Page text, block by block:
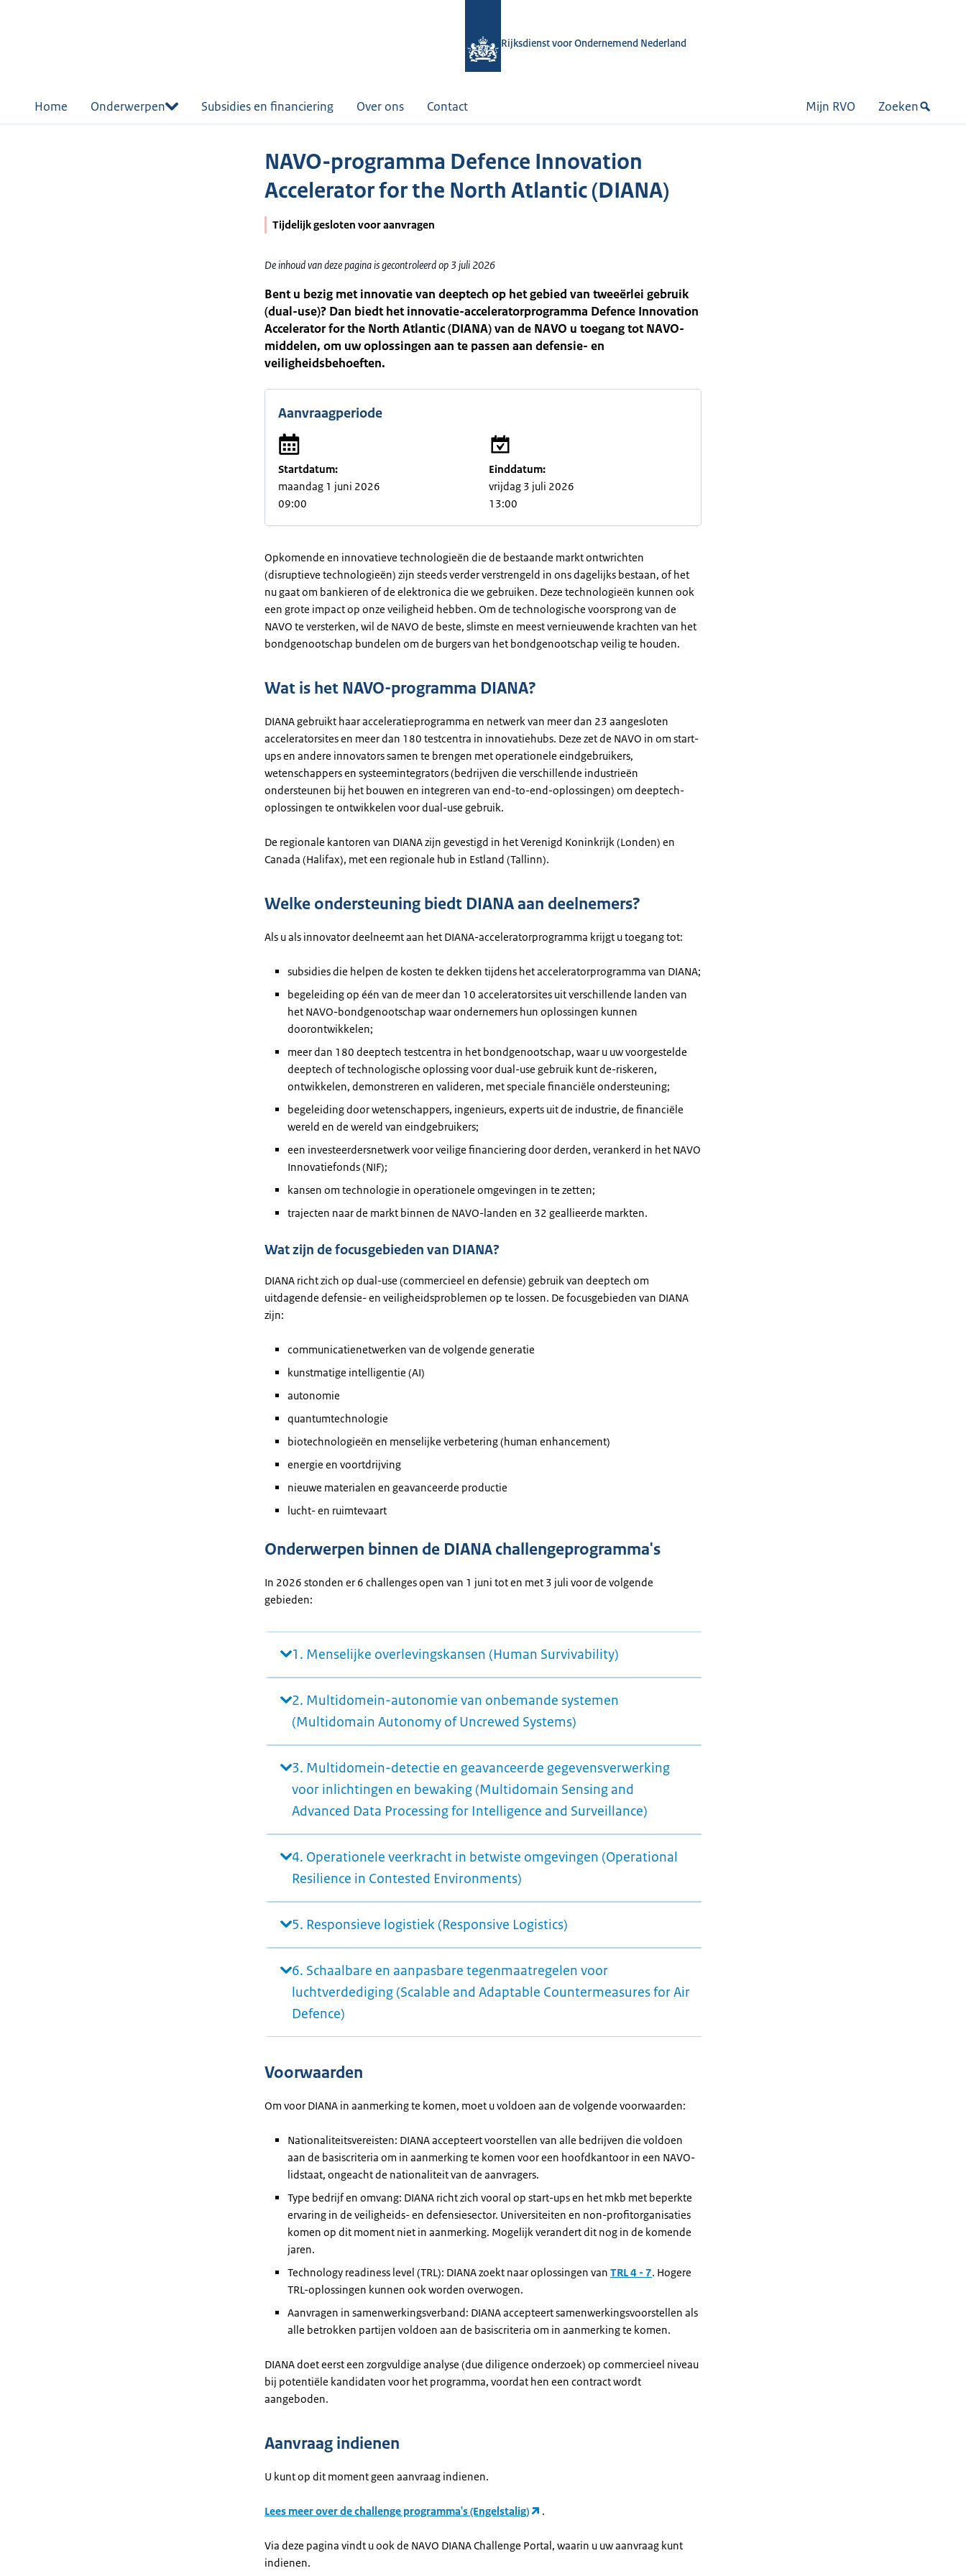
Rijksdienst voor Ondernemend Nederland
Home Onderwerpen Subsidies en financiering Over ons Contact Mijn RVO Zoeken
NAVO-programma Defence Innovation
Accelerator for the North Atlantic (DIANA)
Tijdelijk gesloten voor aanvragen
De inhoud van deze pagina is gecontroleerd op 3 juli 2026
Bent u bezig met innovatie van deeptech op het gebied van tweeërlei gebruik
(dual-use)? Dan biedt het innovatie-acceleratorprogramma Defence Innovation
Accelerator for the North Atlantic (DIANA) van de NAVO u toegang tot NAVO-
middelen, om uw oplossingen aan te passen aan defensie- en
veiligheidsbehoeften.
Aanvraagperiode
Startdatum:
maandag 1 juni 2026
09:00
Einddatum:
vrijdag 3 juli 2026
13:00
Opkomende en innovatieve technologieën die de bestaande markt ontwrichten
(disruptieve technologieën) zijn steeds verder verstrengeld in ons dagelijks bestaan, of het
nu gaat om bankieren of de elektronica die we gebruiken. Deze technologieën kunnen ook
een grote impact op onze veiligheid hebben. Om de technologische voorsprong van de
NAVO te versterken, wil de NAVO de beste, slimste en meest vernieuwende krachten van het
bondgenootschap bundelen om de burgers van het bondgenootschap veilig te houden.
Wat is het NAVO-programma DIANA?
DIANA gebruikt haar acceleratieprogramma en netwerk van meer dan 23 aangesloten
acceleratorsites en meer dan 180 testcentra in innovatiehubs. Deze zet de NAVO in om start-
ups en andere innovators samen te brengen met operationele eindgebruikers,
wetenschappers en systeemintegrators (bedrijven die verschillende industrieën
ondersteunen bij het bouwen en integreren van end-to-end-oplossingen) om deeptech-
oplossingen te ontwikkelen voor dual-use gebruik.
De regionale kantoren van DIANA zijn gevestigd in het Verenigd Koninkrijk (Londen) en
Canada (Halifax), met een regionale hub in Estland (Tallinn).
Welke ondersteuning biedt DIANA aan deelnemers?
Als u als innovator deelneemt aan het DIANA-acceleratorprogramma krijgt u toegang tot:
subsidies die helpen de kosten te dekken tijdens het acceleratorprogramma van DIANA;
begeleiding op één van de meer dan 10 acceleratorsites uit verschillende landen van
het NAVO-bondgenootschap waar ondernemers hun oplossingen kunnen
doorontwikkelen;
meer dan 180 deeptech testcentra in het bondgenootschap, waar u uw voorgestelde
deeptech of technologische oplossing voor dual-use gebruik kunt de-riskeren,
ontwikkelen, demonstreren en valideren, met speciale financiële ondersteuning;
begeleiding door wetenschappers, ingenieurs, experts uit de industrie, de financiële
wereld en de wereld van eindgebruikers;
een investeerdersnetwerk voor veilige financiering door derden, verankerd in het NAVO
Innovatiefonds (NIF);
kansen om technologie in operationele omgevingen in te zetten;
trajecten naar de markt binnen de NAVO-landen en 32 geallieerde markten.
Wat zijn de focusgebieden van DIANA?
DIANA richt zich op dual-use (commercieel en defensie) gebruik van deeptech om
uitdagende defensie- en veiligheidsproblemen op te lossen. De focusgebieden van DIANA
zijn:
communicatienetwerken van de volgende generatie
kunstmatige intelligentie (AI)
autonomie
quantumtechnologie
biotechnologieën en menselijke verbetering (human enhancement)
energie en voortdrijving
nieuwe materialen en geavanceerde productie
lucht- en ruimtevaart
Onderwerpen binnen de DIANA challengeprogramma's
In 2026 stonden er 6 challenges open van 1 juni tot en met 3 juli voor de volgende
gebieden:
1. Menselijke overlevingskansen (Human Survivability)
2. Multidomein-autonomie van onbemande systemen
(Multidomain Autonomy of Uncrewed Systems)
3. Multidomein-detectie en geavanceerde gegevensverwerking
voor inlichtingen en bewaking (Multidomain Sensing and
Advanced Data Processing for Intelligence and Surveillance)
4. Operationele veerkracht in betwiste omgevingen (Operational
Resilience in Contested Environments)
5. Responsieve logistiek (Responsive Logistics)
6. Schaalbare en aanpasbare tegenmaatregelen voor
luchtverdediging (Scalable and Adaptable Countermeasures for Air
Defence)
Voorwaarden
Om voor DIANA in aanmerking te komen, moet u voldoen aan de volgende voorwaarden:
Nationaliteitsvereisten: DIANA accepteert voorstellen van alle bedrijven die voldoen
aan de basiscriteria om in aanmerking te komen voor een hoofdkantoor in een NAVO-
lidstaat, ongeacht de nationaliteit van de aanvragers.
Type bedrijf en omvang: DIANA richt zich vooral op start-ups en het mkb met beperkte
ervaring in de veiligheids- en defensiesector. Universiteiten en non-profitorganisaties
komen op dit moment niet in aanmerking. Mogelijk verandert dit nog in de komende
jaren.
Technology readiness level (TRL): DIANA zoekt naar oplossingen van TRL 4 - 7. Hogere
TRL-oplossingen kunnen ook worden overwogen.
Aanvragen in samenwerkingsverband: DIANA accepteert samenwerkingsvoorstellen als
alle betrokken partijen voldoen aan de basiscriteria om in aanmerking te komen.
DIANA doet eerst een zorgvuldige analyse (due diligence onderzoek) op commercieel niveau
bij potentiële kandidaten voor het programma, voordat hen een contract wordt
aangeboden.
Aanvraag indienen
U kunt op dit moment geen aanvraag indienen.
Lees meer over de challenge programma's (Engelstalig) .
Via deze pagina vindt u ook de NAVO DIANA Challenge Portal, waarin u uw aanvraag kunt
indienen.